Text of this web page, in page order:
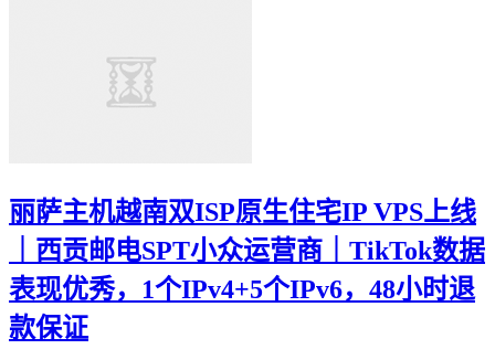
丽萨主机越南双ISP原生住宅IP VPS上线
｜西贡邮电SPT小众运营商｜TikTok数据
表现优秀，1个IPv4+5个IPv6，48小时退
款保证